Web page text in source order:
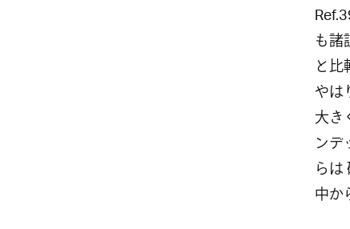
も
と
や
大
ン
ら
中か